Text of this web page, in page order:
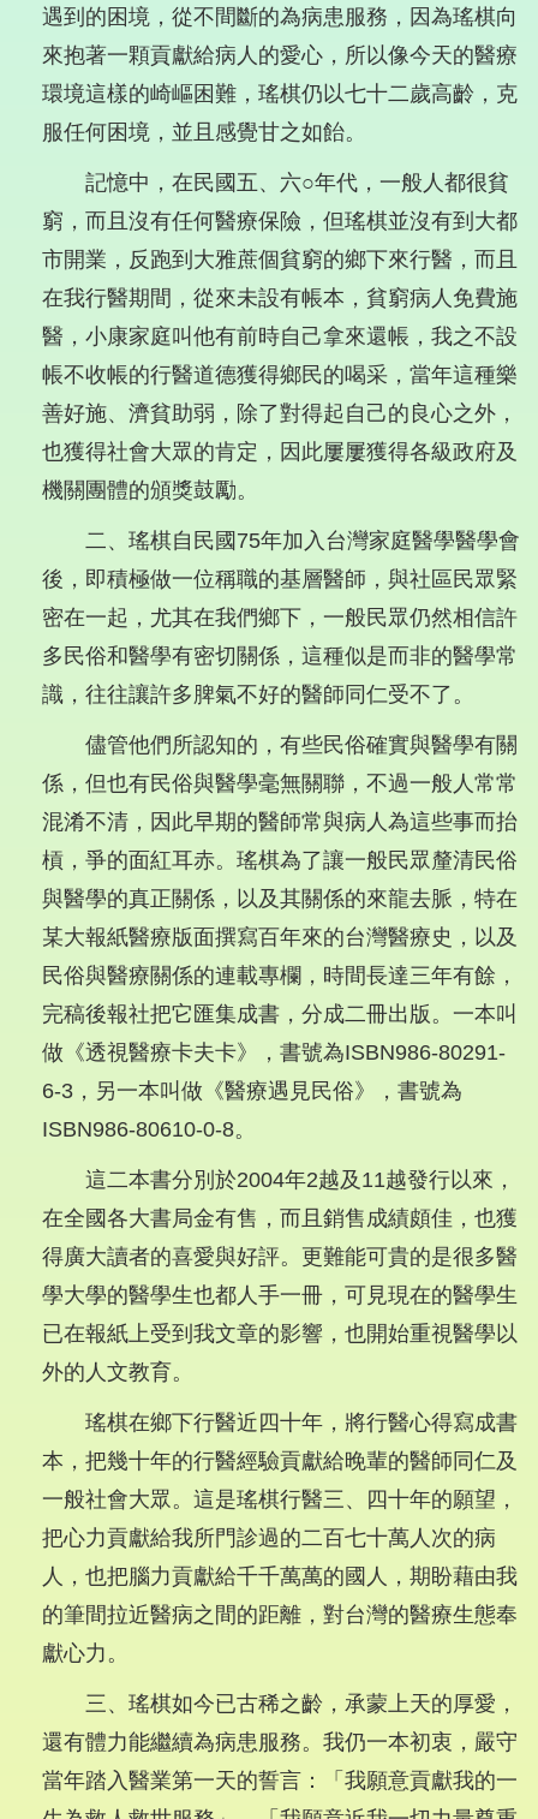
遇到的困境，從不間斷的為病患服務，因為瑤棋向
來抱著一顆貢獻給病人的愛心，所以像今天的醫療
環境這樣的崎嶇困難，瑤棋仍以七十二歲高齡，克
服任何困境，並且感覺甘之如飴。
記憶中，在民國五、六○年代，一般人都很貧
窮，而且沒有任何醫療保險，但瑤棋並沒有到大都
市開業，反跑到大雅蔗個貧窮的鄉下來行醫，而且
在我行醫期間，從來未設有帳本，貧窮病人免費施
醫，小康家庭叫他有前時自己拿來還帳，我之不設
帳不收帳的行醫道德獲得鄉民的喝采，當年這種樂
善好施、濟貧助弱，除了對得起自己的良心之外，
也獲得社會大眾的肯定，因此屢屢獲得各級政府及
機關團體的頒獎鼓勵。
二、瑤棋自民國75年加入台灣家庭醫學醫學會
後，即積極做一位稱職的基層醫師，與社區民眾緊
密在一起，尤其在我們鄉下，一般民眾仍然相信許
多民俗和醫學有密切關係，這種似是而非的醫學常
識，往往讓許多脾氣不好的醫師同仁受不了。
儘管他們所認知的，有些民俗確實與醫學有關
係，但也有民俗與醫學毫無關聯，不過一般人常常
混淆不清，因此早期的醫師常與病人為這些事而抬
槓，爭的面紅耳赤。瑤棋為了讓一般民眾釐清民俗
與醫學的真正關係，以及其關係的來龍去脈，特在
某大報紙醫療版面撰寫百年來的台灣醫療史，以及
民俗與醫療關係的連載專欄，時間長達三年有餘，
完稿後報社把它匯集成書，分成二冊出版。一本叫
做《透視醫療卡夫卡》，書號為ISBN986-80291-
6-3，另一本叫做《醫療遇見民俗》，書號為
ISBN986-80610-0-8。
這二本書分別於2004年2越及11越發行以來，
在全國各大書局金有售，而且銷售成績頗佳，也獲
得廣大讀者的喜愛與好評。更難能可貴的是很多醫
學大學的醫學生也都人手一冊，可見現在的醫學生
已在報紙上受到我文章的影響，也開始重視醫學以
外的人文教育。
瑤棋在鄉下行醫近四十年，將行醫心得寫成書
本，把幾十年的行醫經驗貢獻給晚輩的醫師同仁及
一般社會大眾。這是瑤棋行醫三、四十年的願望，
把心力貢獻給我所門診過的二百七十萬人次的病
人，也把腦力貢獻給千千萬萬的國人，期盼藉由我
的筆間拉近醫病之間的距離，對台灣的醫療生態奉
獻心力。
三、瑤棋如今已古稀之齡，承蒙上天的厚愛，
還有體力能繼續為病患服務。我仍一本初衷，嚴守
當年踏入醫業第一天的誓言：「我願意貢獻我的一